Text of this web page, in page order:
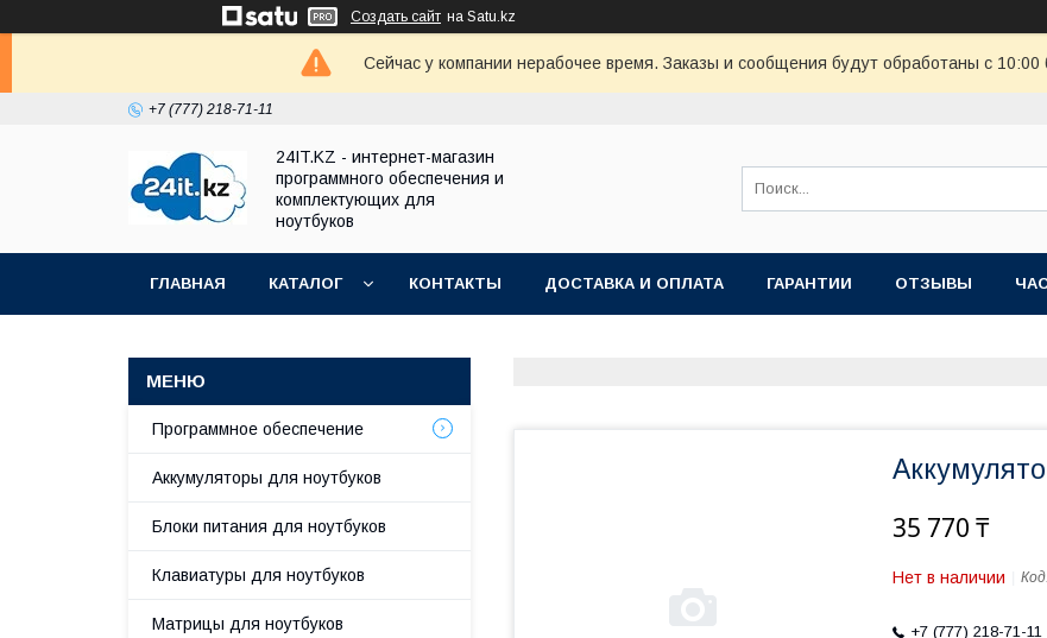
Создать сайт на Satu.kz
Сейчас у компании нерабочее время. Заказы и сообщения будут обработаны с
+7 (777) 218-71-11
24IT.KZ - интернет-магазин
программного обеспечения и
комплектующих для
ноутбуков
ГЛАВНАЯ КАТАЛОГ КОНТАКТЫ ДОСТАВКА И ОПЛАТА ГАРАНТИИ ОТЗЫВЫ
35 770 ₸
Нет в наличии
+7 (777) 218-71-11
Программное обеспечение
Аккумуляторы для ноутбуков
Блоки питания для ноутбуков
Клавиатуры для ноутбуков
Матрицы для ноутбуков